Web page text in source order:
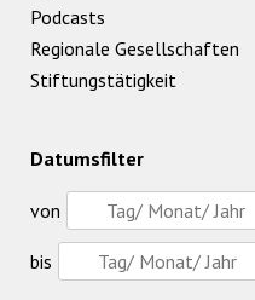
Podcasts
Regionale Gesellschaften
Stiftungstätigkeit
Datumsfilter
von
bis